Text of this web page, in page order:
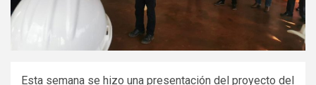
Esta semana se hizo una presentación del proyecto del